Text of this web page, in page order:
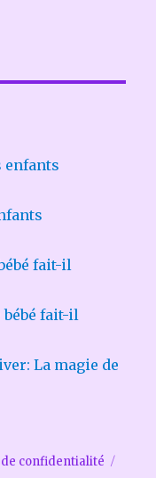
enfants
fait-il
bébé fait-il
La magie de
confidentialité